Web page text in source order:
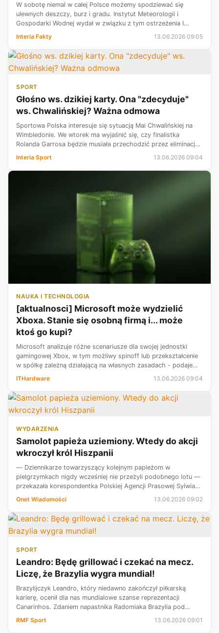
W sobotę niemal w całej Polsce możemy spodziewać się
ulewnych deszczy, burz i gradu. Instytut Meteorologii i
Gospodarki Wodnej wydał w związku z tym ostrzeżenia I
opadów deszczu wystąpią również ...
Interia Fakty 13.06.2026 09:05
SPORT
Głośno ws. dzikiej karty. Ona "zdecyduje"
ws. Chwalińskiej? Ważna odmowa
Sportowa Polska interesuje się sytuacją Mai Chwalińskiej na
Wimbledonie. We wtorek ma wyjaśnić się, czy finalistka
Rolanda Garrosa będzie musiała przechodzić przez eliminacje
drabinki głównej. W ...
Interia Sport 13.06.2026 09:04
NAUKA I TECHNOLOGIA
[aktualnosci] Microsoft może wydzielić
Xboxa. Stanie się osobną firmą i... może
ktoś go kupi?
Microsoft analizuje różne scenariusze dla swojej jednostki
gamingowej Xbox, w tym możliwy spinoff lub przekształcenie
w spółkę zależną działającą na własnych zasadach - podaje
The Information, powołując się na trzy osoby zaznajomione z
ITHardware 13.06.2026 09:04
WYDARZENIA
Samolot papieża uziemiony. Wtedy do akcji
wkroczył król Hiszpanii
— Dziennikarze towarzyszący kolejnym papieżom w
pielgrzymkach nigdy wcześniej nie przeżyli podobnego lotu —
przekazała korespondentka Polskiej Agencji Prasowej Sylwia
Wysocka.
Onet Wiadomości 13.06.2026 09:02
SPORT
​Leandro: Będę grillować i czekać na mecz.
Liczę, że Brazylia wygra mundial!
Brazylijczyk Leandro, który niedawno zakończył piłkarską
karierę, ocenił dla nas mundialowe szanse reprezentacji
Canarinhos. Zdaniem napastnika Radomiaka Brazylia pod
wodzą trenera Carlo Ancelottiego może osiągnąć sukces, ale
ważne będzie to, czy cał...
RMF Sport 13.06.2026 09:01